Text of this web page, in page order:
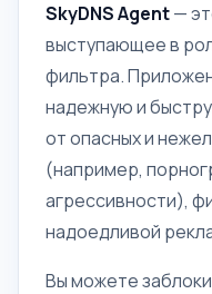
SkyDNS Agent—
выступающее в
фильтра.
надежную и
от опасных и
(например,
агрессивности),
надоедливой
Вы можете